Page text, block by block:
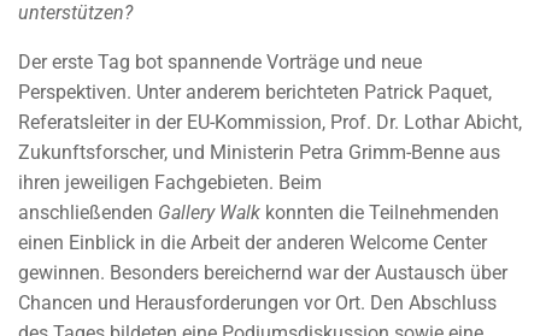
unterstützen?
Der erste Tag bot spannende Vorträge und neue
Perspektiven. Unter anderem berichteten Patrick Paquet,
Referatsleiter in der EU-Kommission, Prof. Dr. Lothar Abicht,
Zukunftsforscher, und Ministerin Petra Grimm-Benne aus
ihren jeweiligen Fachgebieten. Beim
anschließenden Gallery Walk konnten die Teilnehmenden
einen Einblick in die Arbeit der anderen Welcome Center
gewinnen. Besonders bereichernd war der Austausch über
Chancen und Herausforderungen vor Ort. Den Abschluss